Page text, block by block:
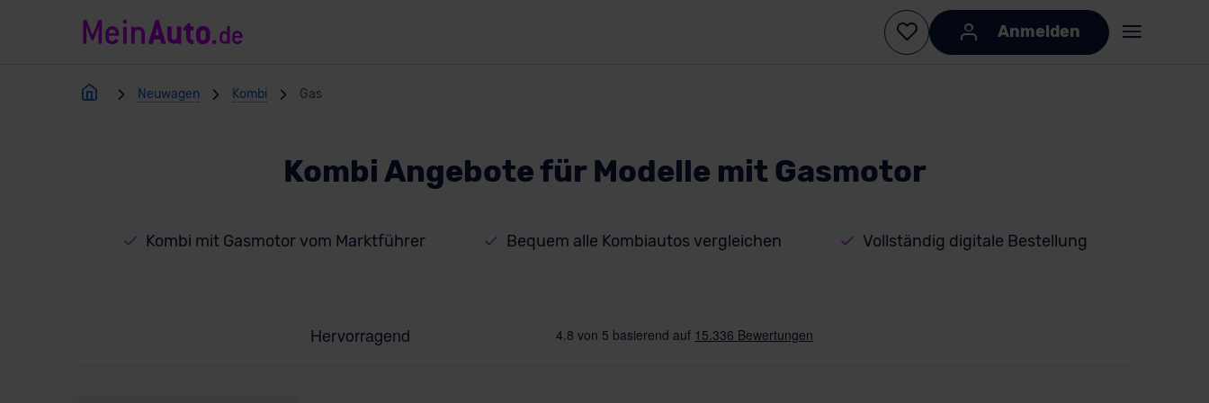
Anmelden
Neuwagen Kombi Gas
Kombi Angebote für Modelle mit Gasmotor
Kombi mit Gasmotor vom Marktführer Bequem alle Kombiautos vergleichen Vollständig digitale Bestellung